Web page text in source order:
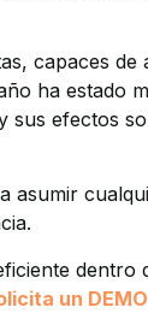
capaces
ha estado
sus efectos
asumir
dentro
un